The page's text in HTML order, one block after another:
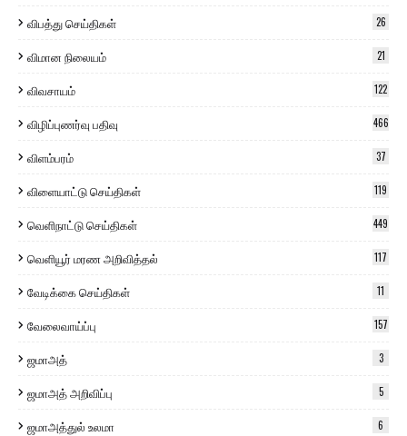
விபத்து செய்திகள் 26
விமான நிலையம் 21
விவசாயம் 122
விழிப்புணர்வு பதிவு 466
விளம்பரம் 37
விளையாட்டு செய்திகள் 119
வெளிநாட்டு செய்திகள் 449
வெளியூர் மரண அறிவித்தல் 117
வேடிக்கை செய்திகள் 11
வேலைவாய்ப்பு 157
ஜமாஅத் 3
ஜமாஅத் அறிவிப்பு 5
ஜமாஅத்துல் உலமா 6